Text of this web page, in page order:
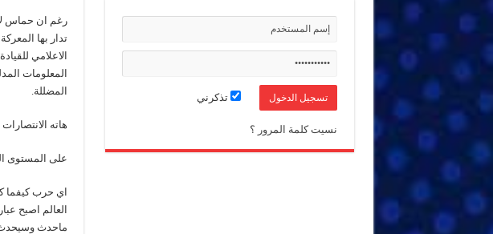
رغم ان حماس
تدار بها
الاعلامي
المعلومات
المضللة.
هاته
على المستوى
اي حرب كيفما
العالم اصبح
ماحدث وسيحدث
تذكرني
نسيت كلمة المرور ؟